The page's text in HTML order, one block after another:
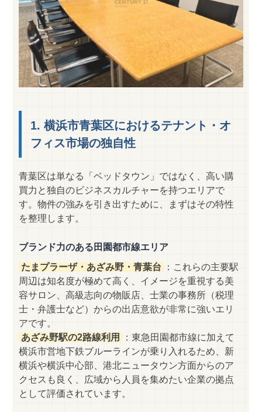
1. 横浜市青葉区におけるテナント・オ
フィス市場の独自性
青葉区は単なる「ベッドタウン」ではなく、高い購
買力と独自のビジネスカルチャーを持つエリアで
す。物件の強みを引き出すために、まずはその特性
を整理します。
ブランド力のある田園都市線エリア
たまプラーザ・あざみ野・青葉台
：これらの主要駅
周辺は知名度が極めて高く、イメージを重視する美
容サロン、高級志向の物販店、士業の事務所（税理
士・弁護士など）からの出店意欲が非常に強いエリ
アです。
あざみ野駅の2路線利用
：東急田園都市線に加えて
横浜市営地下鉄ブルーラインが乗り入れるため、新
横浜や横浜中心部、港北ニュータウン方面からのア
クセスも良く、広域から人員を集めたい企業の拠点
として評価されています。